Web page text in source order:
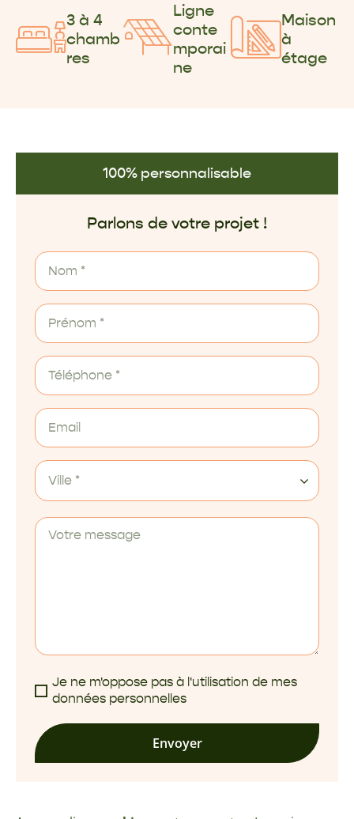
3 à 4
chamb
res
Ligne
conte
mporai
ne
Maison
à
étage
100% personnalisable
Parlons de votre projet !
Ville *
Je ne m'oppose pas à l'utilisation de mes
données personnelles
Envoyer